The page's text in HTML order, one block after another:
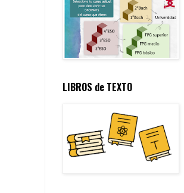
LIBROS de TEXTO